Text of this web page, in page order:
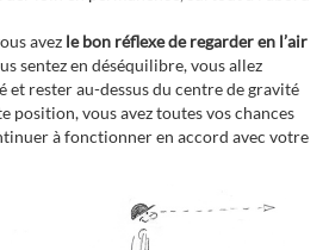
avez le bon réflexe de regarder en l’air
sentez en déséquilibre, vous allez
rester au-dessus du centre de gravité
position, vous avez toutes vos chances
à fonctionner en accord avec votre